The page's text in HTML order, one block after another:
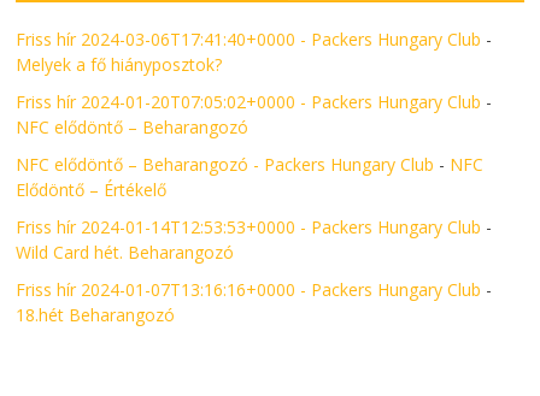
Friss hír 2024-03-06T17:41:40+0000 - Packers Hungary Club -
Melyek a fő hiányposztok?
Friss hír 2024-01-20T07:05:02+0000 - Packers Hungary Club -
NFC elődöntő – Beharangozó
NFC elődöntő – Beharangozó - Packers Hungary Club - NFC
Elődöntő – Értékelő
Friss hír 2024-01-14T12:53:53+0000 - Packers Hungary Club -
Wild Card hét. Beharangozó
Friss hír 2024-01-07T13:16:16+0000 - Packers Hungary Club -
18.hét Beharangozó